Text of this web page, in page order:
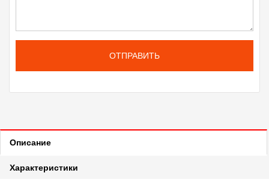
ОТПРАВИТЬ
Описание
Характеристики